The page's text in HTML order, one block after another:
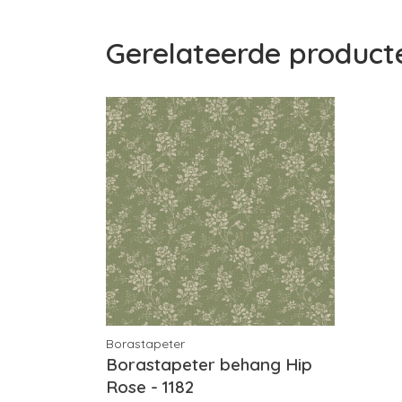
Gerelateerde
Borastapeter
Borastapeter behang Hip
Rose - 1182